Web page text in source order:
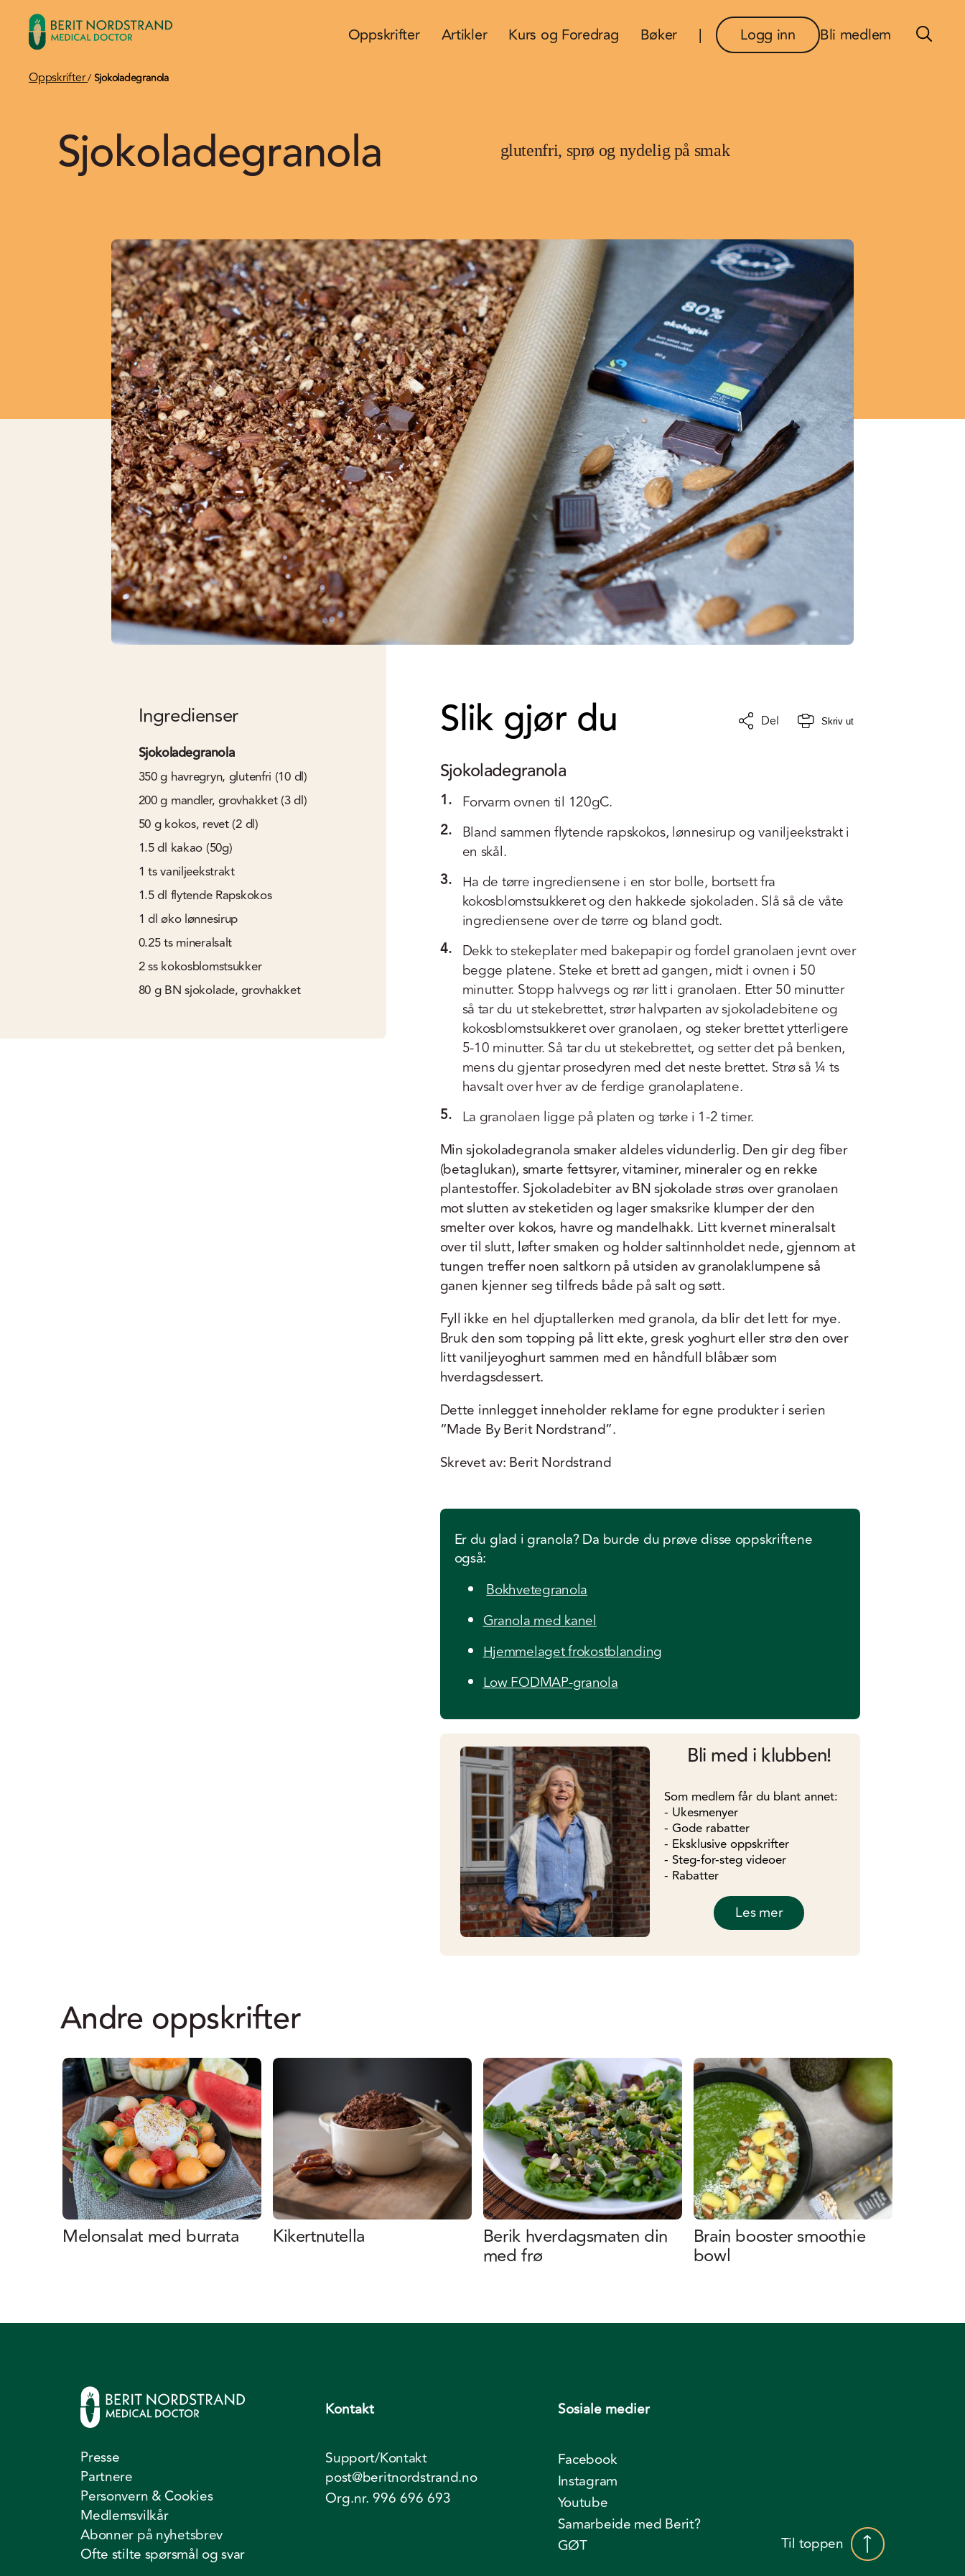
Oppskrifter Artikler Kurs og Foredrag Bøker Logg inn Bli medlem ×
Oppskrifter/Sjokoladegranola
Sjokoladegranola glutenfri, sprø og nydelig på smak
Ingredienser
Sjokoladegranola
350g havregryn, glutenfri (10 dl)
200g mandler, grovhakket (3 dl)
50g kokos, revet (2 dl)
1.5dl kakao (50g)
1tsvaniljeekstrakt
1.5dl flytende Rapskokos
1dløko lønnesirup
0.25ts mineralsalt
2ss kokosblomstsukker
80g BN sjokolade, grovhakket
Slik gjør du Del Skriv ut
Sjokoladegranola
1. Forvarm ovnen til 120gC.
2. Bland sammen flytende rapskokos, lønnesirup og vaniljeekstrakt i
en skål.
3. Ha de tørre ingrediensene i en stor bolle, bortsett fra
kokosblomstsukkeret og den hakkede sjokoladen. Slå så de våte
ingrediensene over de tørre og bland godt.
4. Dekk to stekeplater med bakepapir og fordel granolaen jevnt over
begge platene. Steke et brett ad gangen, midt i ovnen i 50
minutter. Stopp halvvegs og rør litt i granolaen. Etter 50 minutter
så tar du ut stekebrettet, strør halvparten av sjokoladebitene og
kokosblomstsukkeret over granolaen, og steker brettet ytterligere
5-10 minutter. Så tar du ut stekebrettet, og setter det på benken,
mens du gjentar prosedyren med det neste brettet. Strø så ¼ ts
havsalt over hver av de ferdige granolaplatene.
5. La granolaen ligge på platen og tørke i 1-2 timer.
Min sjokoladegranola smaker aldeles vidunderlig. Den gir deg fiber
(betaglukan), smarte fettsyrer, vitaminer, mineraler og en rekke
plantestoffer. Sjokoladebiter av BN sjokolade strøs over granolaen
mot slutten av steketiden og lager smaksrike klumper der den
smelter over kokos, havre og mandelhakk. Litt kvernet mineralsalt
over til slutt, løfter smaken og holder saltinnholdet nede, gjennom at
tungen treffer noen saltkorn på utsiden av granolaklumpene så
ganen kjenner seg tilfreds både på salt og søtt.
Fyll ikke en hel djuptallerken med granola, da blir det lett for mye.
Bruk den som topping på litt ekte, gresk yoghurt eller strø den over
litt vaniljeyoghurt sammen med en håndfull blåbær som
hverdagsdessert.
Dette innlegget inneholder reklame for egne produkter i serien
“Made By Berit Nordstrand”.
Skrevet av: Berit Nordstrand
Er du glad i granola? Da burde du prøve disse oppskriftene
også:
Bokhvetegranola
Granola med kanel
Hjemmelaget frokostblanding
Low FODMAP-granola
Bli med i klubben!
Som medlem får du blant annet:
- Ukesmenyer
- Gode rabatter
- Eksklusive oppskrifter
- Steg-for-steg videoer
- Rabatter
Les mer
Andre oppskrifter
Melonsalat med burrata Kikertnutella Berik hverdagsmaten din
med frø
Brain booster smoothie
bowl
Presse
Partnere
Personvern & Cookies
Medlemsvilkår
Abonner på nyhetsbrev
Ofte stilte spørsmål og svar
Kontakt
Support/Kontakt
post@beritnordstrand.no
Org.nr. 996 696 693
Sosiale medier
Facebook
Instagram
Youtube
Samarbeide med Berit?
GØT
Til toppen